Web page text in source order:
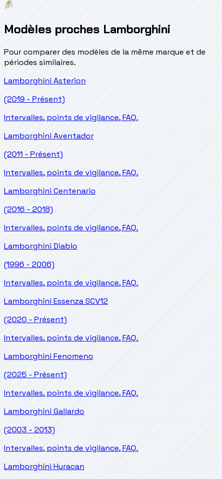
Modèles proches Lamborghini
Pour comparer des modèles de la même marque et de
périodes similaires.
Lamborghini Asterion
(2019 - Présent)
Intervalles, points de vigilance, FAQ.
Lamborghini Aventador
(2011 - Présent)
Intervalles, points de vigilance, FAQ.
Lamborghini Centenario
(2016 - 2018)
Intervalles, points de vigilance, FAQ.
Lamborghini Diablo
(1996 - 2006)
Intervalles, points de vigilance, FAQ.
Lamborghini Essenza SCV12
(2020 - Présent)
Intervalles, points de vigilance, FAQ.
Lamborghini Fenomeno
(2025 - Présent)
Intervalles, points de vigilance, FAQ.
Lamborghini Gallardo
(2003 - 2013)
Intervalles, points de vigilance, FAQ.
Lamborghini Huracan